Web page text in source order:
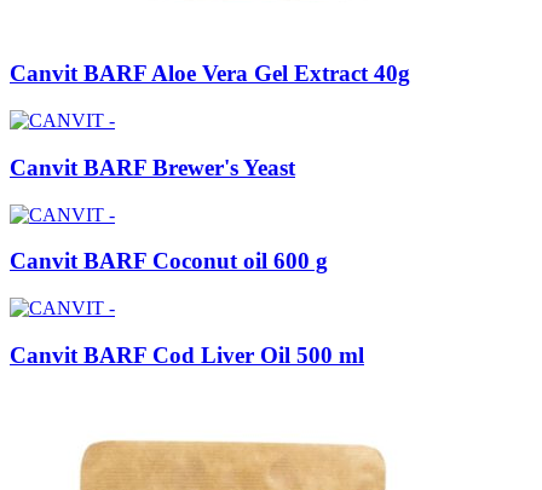
Canvit BARF Aloe Vera Gel Extract 40g
Canvit BARF Brewer's Yeast
Canvit BARF Coconut oil 600 g
Canvit BARF Cod Liver Oil 500 ml